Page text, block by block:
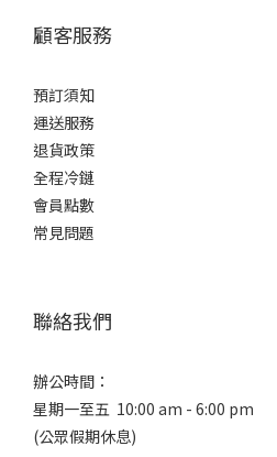
顧客服務
預訂須知
運送服務
退貨政策
全程冷鏈
會員點數
常見問題
聯絡我們
辦公時間：
星期一至五 10:00 am - 6:00 pm
(公眾假期休息)